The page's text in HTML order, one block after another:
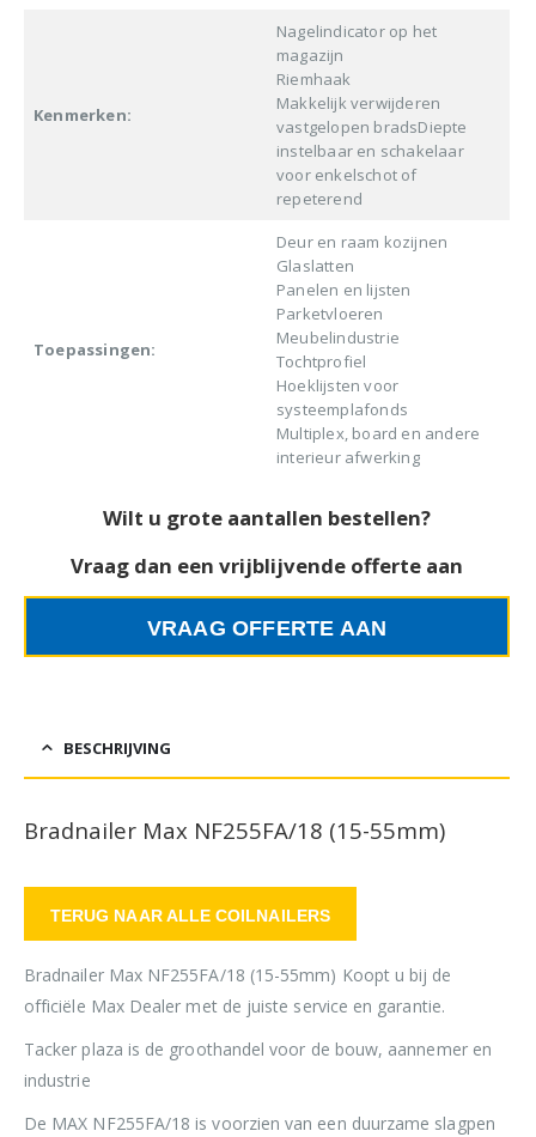
Kenmerken:
Nagelindicator op het
magazijn
Riemhaak
Makkelijk verwijderen
vastgelopen bradsDiepte
instelbaar en schakelaar
voor enkelschot of
repeterend
Toepassingen:
Deur en raam kozijnen
Glaslatten
Panelen en lijsten
Parketvloeren
Meubelindustrie
Tochtprofiel
Hoeklijsten voor
systeemplafonds
Multiplex, board en andere
interieur afwerking
Wilt u grote aantallen bestellen?
Vraag dan een vrijblijvende offerte aan
VRAAG OFFERTE AAN
BESCHRIJVING
Bradnailer Max NF255FA/18 (15-55mm)
TERUG NAAR ALLE COILNAILERS
Bradnailer Max NF255FA/18 (15-55mm) Koopt u bij de
officiële Max Dealer met de juiste service en garantie.
Tacker plaza is de groothandel voor de bouw, aannemer en
industrie
De MAX NF255FA/18 is voorzien van een duurzame slagpen